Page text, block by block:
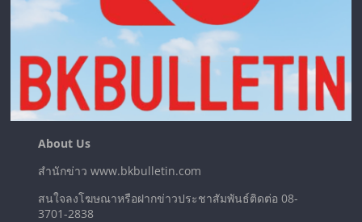
About Us
สำนักข่าว www.bkbulletin.com
สนใจลงโฆษณาหรือฝากข่าวประชาสัมพันธ์ติดต่อ 08-
3701-2838